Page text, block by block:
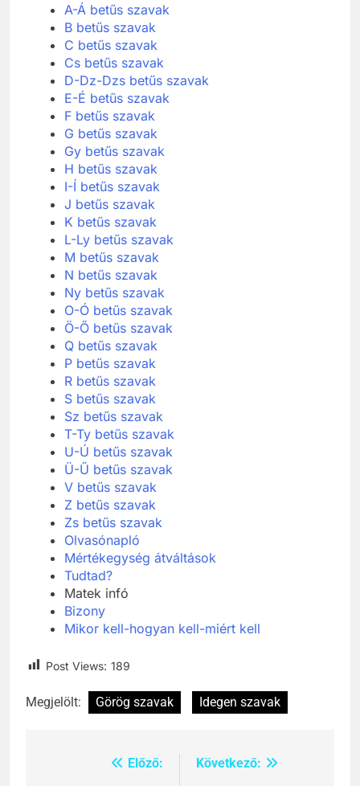
A-Á betűs szavak
B betűs szavak
C betűs szavak
Cs betűs szavak
D-Dz-Dzs betűs szavak
E-É betűs szavak
F betűs szavak
G betűs szavak
Gy betűs szavak
H betűs szavak
I-Í betűs szavak
J betűs szavak
K betűs szavak
L-Ly betűs szavak
M betűs szavak
N betűs szavak
Ny betűs szavak
O-Ó betűs szavak
Ö-Ő betűs szavak
Q betűs szavak
P betűs szavak
R betűs szavak
S betűs szavak
Sz betűs szavak
T-Ty betűs szavak
U-Ú betűs szavak
Ü-Ű betűs szavak
V betűs szavak
Z betűs szavak
Zs betűs szavak
Olvasónapló
Mértékegység átváltások
Tudtad?
Matek infó
Bizony
Mikor kell-hogyan kell-miért kell
Post Views: 189
Megjelölt: Görög szavak Idegen szavak
BejegyzésElőző:
Következő: